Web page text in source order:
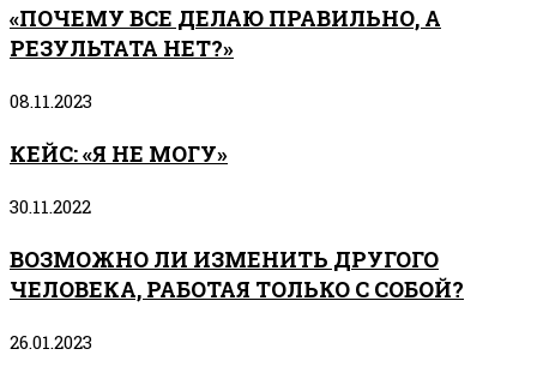
«ПОЧЕМУ ВСЕ ДЕЛАЮ ПРАВИЛЬНО, А
РЕЗУЛЬТАТА НЕТ?»
08.11.2023
КЕЙС: «Я НЕ МОГУ»
30.11.2022
ВОЗМОЖНО ЛИ ИЗМЕНИТЬ ДРУГОГО
ЧЕЛОВЕКА, РАБОТАЯ ТОЛЬКО С СОБОЙ?
26.01.2023